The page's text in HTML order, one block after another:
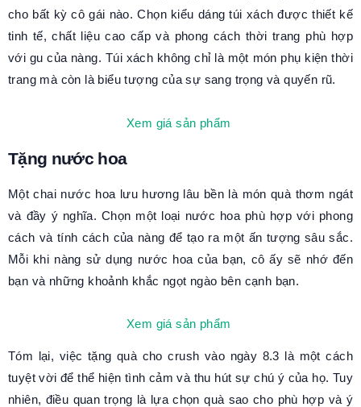
cho bất kỳ cô gái nào. Chọn kiểu dáng túi xách được thiết kế
tinh tế, chất liệu cao cấp và phong cách thời trang phù hợp
với gu của nàng. Túi xách không chỉ là một món phụ kiện thời
trang mà còn là biểu tượng của sự sang trọng và quyến rũ.
Xem giá sản phẩm
Tặng nước hoa
Một chai nước hoa lưu hương lâu bền là món quà thơm ngát
và đầy ý nghĩa. Chọn một loại nước hoa phù hợp với phong
cách và tính cách của nàng để tạo ra một ấn tượng sâu sắc.
Mỗi khi nàng sử dụng nước hoa của bạn, cô ấy sẽ nhớ đến
bạn và những khoảnh khắc ngọt ngào bên cạnh bạn.
Xem giá sản phẩm
Tóm lại, việc tặng quà cho crush vào ngày 8.3 là một cách
tuyệt vời để thể hiện tình cảm và thu hút sự chú ý của họ. Tuy
nhiên, điều quan trọng là lựa chọn quà sao cho phù hợp và ý